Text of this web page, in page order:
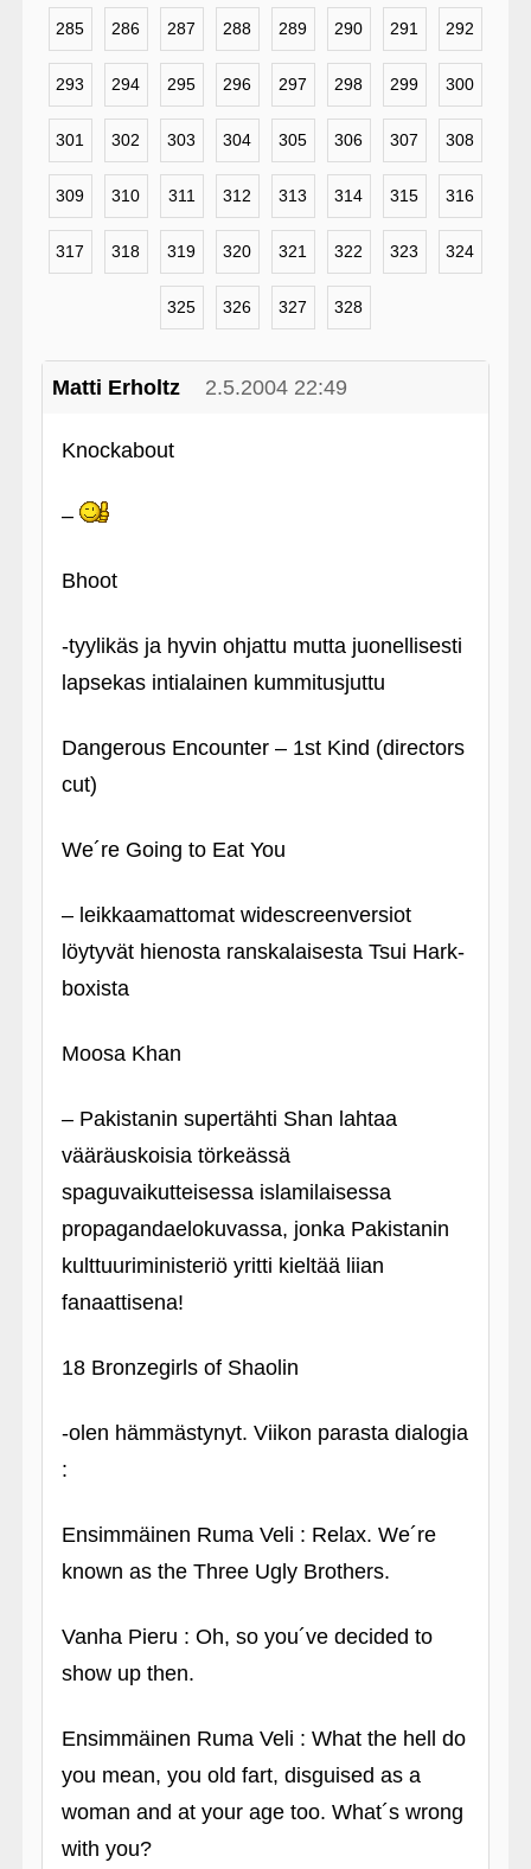
285 286 287 288 289 290 291 292
293 294 295 296 297 298 299 300
301 302 303 304 305 306 307 308
309 310 311 312 313 314 315 316
317 318 319 320 321 322 323 324
325 326 327 328
Matti Erholtz 2.5.2004 22:49
Knockabout
–
Bhoot
‑tyylikäs ja hyvin ohjattu mutta juonellisesti
lapsekas intialainen kummitusjuttu
Dangerous Encounter – 1st Kind (directors
cut)
We´re Going to Eat You
– leikkaamattomat widescreenversiot
löytyvät hienosta ranskalaisesta Tsui Hark-
boxista
Moosa Khan
– Pakistanin supertähti Shan lahtaa
vääräuskoisia törkeässä
spaguvaikutteisessa islamilaisessa
propagandaelokuvassa, jonka Pakistanin
kulttuuriministeriö yritti kieltää liian
fanaattisena!
18 Bronzegirls of Shaolin
‑olen hämmästynyt. Viikon parasta dialogia
:
Ensimmäinen Ruma Veli : Relax. We´re
known as the Three Ugly Brothers.
Vanha Pieru : Oh, so you´ve decided to
show up then.
Ensimmäinen Ruma Veli : What the hell do
you mean, you old fart, disguised as a
woman and at your age too. What´s wrong
with you?